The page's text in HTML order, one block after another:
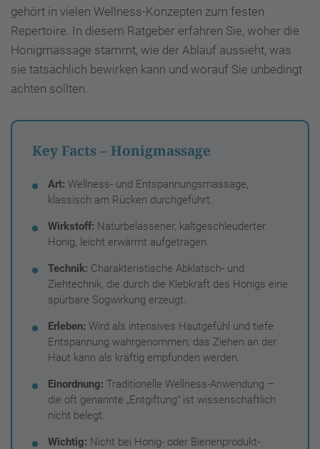
gehört in vielen Wellness-Konzepten zum festen
Repertoire. In diesem Ratgeber erfahren Sie, woher die
Honigmassage stammt, wie der Ablauf aussieht, was
sie tatsächlich bewirken kann und worauf Sie unbedingt
achten sollten.
Key Facts – Honigmassage
Art: Wellness- und Entspannungsmassage,
klassisch am Rücken durchgeführt.
Wirkstoff: Naturbelassener, kaltgeschleuderter
Honig, leicht erwärmt aufgetragen.
Technik: Charakteristische Abklatsch- und
Ziehtechnik, die durch die Klebkraft des Honigs eine
spürbare Sogwirkung erzeugt.
Erleben: Wird als intensives Hautgefühl und tiefe
Entspannung wahrgenommen; das Ziehen an der
Haut kann als kräftig empfunden werden.
Einordnung: Traditionelle Wellness-Anwendung –
die oft genannte „Entgiftung“ ist wissenschaftlich
nicht belegt.
Wichtig: Nicht bei Honig- oder Bienenprodukt-